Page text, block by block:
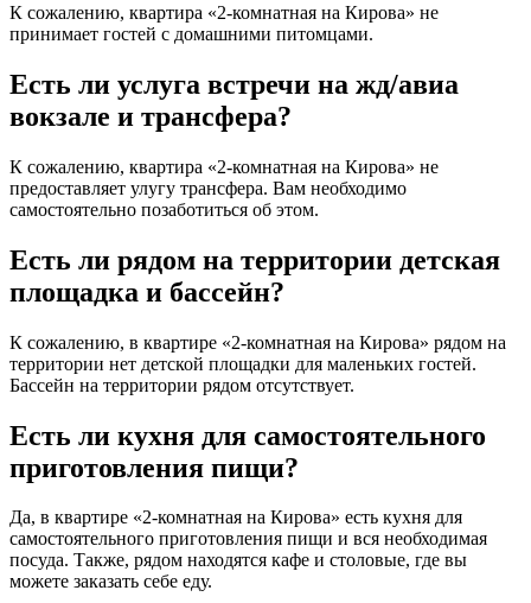
К сожалению, квартира «2-комнатная на Кирова» не
принимает гостей с домашними питомцами.
Есть ли услуга встречи на жд/авиа
вокзале и трансфера?
К сожалению, квартира «2-комнатная на Кирова» не
предоставляет улугу трансфера. Вам необходимо
самостоятельно позаботиться об этом.
Есть ли рядом на территории детская
площадка и бассейн?
К сожалению, в квартире «2-комнатная на Кирова» рядом на
территории нет детской площадки для маленьких гостей.
Бассейн на территории рядом отсутствует.
Есть ли кухня для самостоятельного
приготовления пищи?
Да, в квартире «2-комнатная на Кирова» есть кухня для
самостоятельного приготовления пищи и вся необходимая
посуда. Также, рядом находятся кафе и столовые, где вы
можете заказать себе еду.